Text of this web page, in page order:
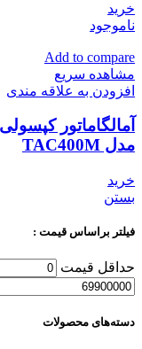
خرید
ناموجود
Add to compare
مشاهده سریع
افزودن به علاقه مندی
مدل TAC400M
خرید
بستن
فیلتر براساس قیمت :
حداقل قیمت
دسته‌های محصولات